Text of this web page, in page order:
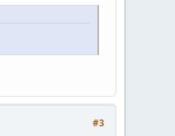
#3